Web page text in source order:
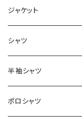
ジャケット
～44/S
46/M
48/L
シャツ
～44/S
46/M
半袖シャツ
～44/S
ポロシャツ